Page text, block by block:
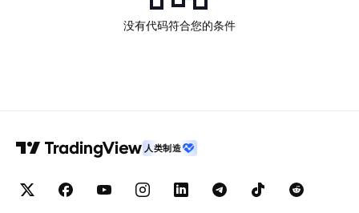
没有代码符合您的条件
人类制造